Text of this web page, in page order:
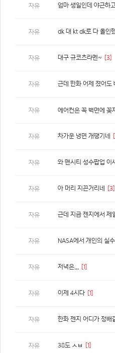
자유 엄마 생일인데 야근하
자유 dk 대 kt dk로 다 올인
자유 대구 규코츠라멘~ [3]
자유 근데 한화 어제 졌어도
자유 에어컨은 꼭 벽면에 꽂
자유 차가운 냉면 개땡기네
자유 와 맨시티 성수팝업 이
자유 아 머리 지끈거리네 [3]
자유 근데 지금 젠지에서 제
자유 NASA에서 개인의 실
자유 저녁은... [1]
자유 이제 4시다 [1]
자유 한화 젠지 어디가 정배
자유 38도 ㅅㅂ [1]